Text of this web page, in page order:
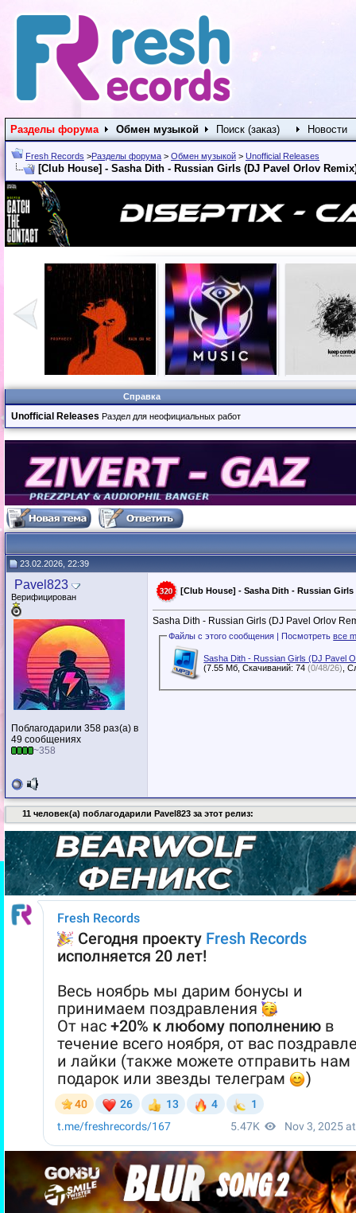
Разделы форума Обмен музыкой Поиск (заказ) Новости
Fresh Records >Разделы форума > Обмен музыкой > Unofficial Releases
[Club House] - Sasha Dith - Russian Girls (DJ Pavel Orlov
Справка
Unofficial Releases Раздел для неофициальных работ
23.02.2026, 22:39
Pavel823
Верифицирован
Поблагодарили 358 раз(а) в
49 сообщениях
~358
[Club House] - Sasha Dith - Russian Girls
Sasha Dith - Russian Girls (DJ Pavel Orlov
Файлы с этого сообщения | Посмотретьвсе
Sasha Dith - Russian Girls (DJ Pavel
(7.55 Мб, Скачиваний: 74(0/48/26)
11 человек(а) поблагодарили Pavel823 за этот релиз: